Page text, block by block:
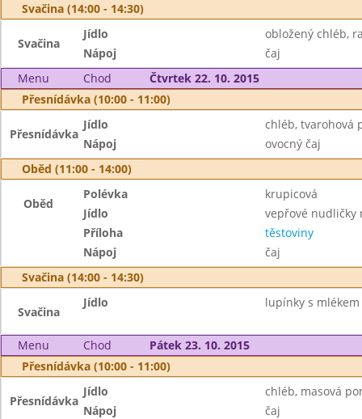
Svačina (14:00 - 14:30)
Svačina
Jídlo
obložený chléb,
Nápoj
čaj
Menu
Chod
Čtvrtek 22. 10. 2015
Přesnídávka (10:00 - 11:00)
Přesnídávka
Jídlo
chléb, tvarohová
Nápoj
ovocný čaj
Oběd (11:00 - 14:00)
Oběd
Polévka
krupicová
Jídlo
vepřové nudličky
Příloha
těstoviny
Nápoj
čaj
Svačina (14:00 - 14:30)
Svačina
Jídlo lupínky s mlékem
Menu Chod
Pátek 23. 10. 2015
Přesnídávka (10:00 - 11:00)
Přesnídávka
Jídlo
chléb, masová
Nápoj
čaj